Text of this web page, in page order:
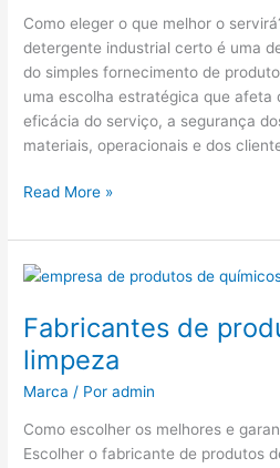
Como eleger o que melhor o
detergente industrial certo é uma
do simples fornecimento de
uma escolha estratégica que afeta
eficácia do serviço, a segurança
materiais, operacionais e dos
Read More »
Fabricantes de
limpeza
Marca / Por admin
Como escolher os melhores e
Escolher o fabricante de produtos
Fabricantes
produtos
de
limpeza